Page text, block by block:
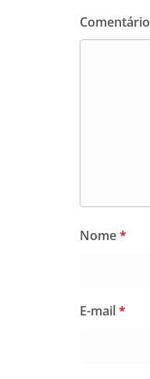
Comentário
Nome*
E-mail*